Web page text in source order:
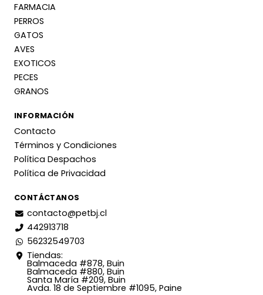
FARMACIA
PERROS
GATOS
AVES
EXOTICOS
PECES
GRANOS
INFORMACIÓN
Contacto
Términos y Condiciones
Política Despachos
Política de Privacidad
CONTÁCTANOS
contacto@petbj.cl
442913718
56232549703
Tiendas:
Balmaceda #878, Buin
Balmaceda #880, Buin
Santa María #209, Buin
Avda. 18 de Septiembre #1095, Paine